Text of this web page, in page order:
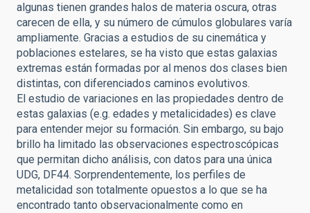
algunas tienen grandes halos de materia oscura, otras
carecen de ella, y su número de cúmulos globulares varía
ampliamente. Gracias a estudios de su cinemática y
poblaciones estelares, se ha visto que estas galaxias
extremas están formadas por al menos dos clases bien
distintas, con diferenciados caminos evolutivos.
El estudio de variaciones en las propiedades dentro de
estas galaxias (e.g. edades y metalicidades) es clave
para entender mejor su formación. Sin embargo, su bajo
brillo ha limitado las observaciones espectroscópicas
que permitan dicho análisis, con datos para una única
UDG, DF44. Sorprendentemente, los perfiles de
metalicidad son totalmente opuestos a lo que se ha
encontrado tanto observacionalmente como en